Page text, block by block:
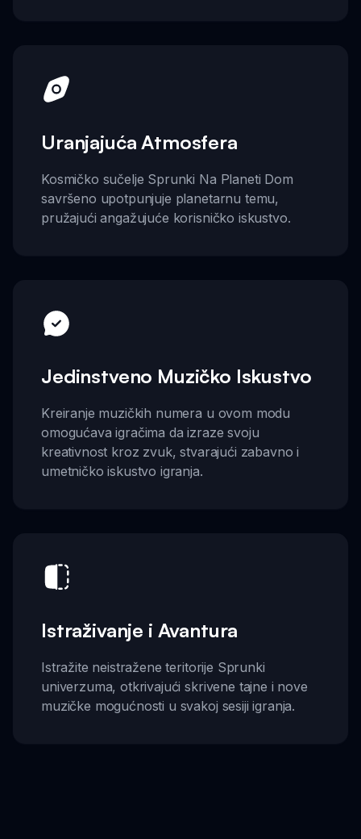
Uranjajuća Atmosfera
Kosmičko sučelje Sprunki Na Planeti Dom
savršeno upotpunjuje planetarnu temu,
pružajući angažujuće korisničko iskustvo.
Jedinstveno Muzičko Iskustvo
Kreiranje muzičkih numera u ovom modu
omogućava igračima da izraze svoju
kreativnost kroz zvuk, stvarajući zabavno i
umetničko iskustvo igranja.
Istraživanje i Avantura
Istražite neistražene teritorije Sprunki
univerzuma, otkrivajući skrivene tajne i nove
muzičke mogućnosti u svakoj sesiji igranja.